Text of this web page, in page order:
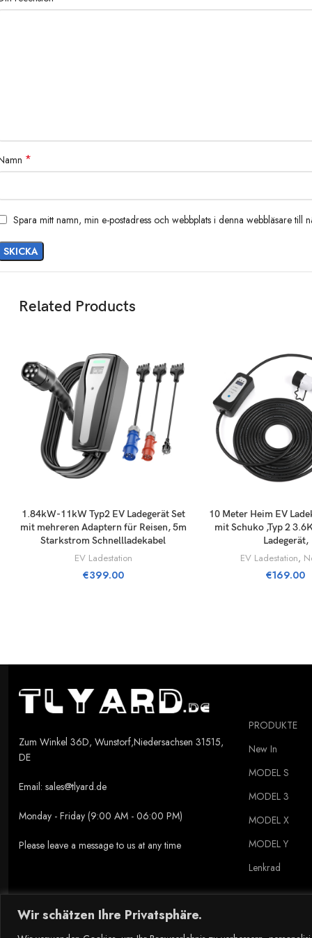
Wir schätzen Ihre Privatsphäre.
Technische Daten:
Länge: 152 cm
Farbe: Schwarz
Länge der Sicherungsleine: ca. 50 bis 74 cm
Lieferumfang:
1 x Hundedecke
2 x Halteband
Autoschondecke für Hunde mit
Hunderücksitzbezug, Hundesitzbezüge für Autos,
Mit Seitenklappen
Kratzfest
Mittig teilbar
Antirutsch-Beschichtung
Extra: Hundenapf
*
Spara mitt namn, min e-postadress och webbplats i denna webbläsare till
Related Products
LÄGG TILL I VARUKORG
1.84kW-11kW Typ2 EV Ladegerät Set
mit mehreren Adaptern für Reisen, 5m
Starkstrom Schnellladekabel
EV Ladestation
€399.00
LÄGG TILL I
10 Meter Heim EV
mit Schuko ,Typ 2
Ladegerät,
EV Ladestation,
€169.00
Zum Winkel 36D, Wunstorf,Niedersachsen 31515,
DE
Email: sales@tlyard.de
Monday - Friday (9:00 AM - 06:00 PM)
Please leave a message to us at any time
PRODUKTE
New In
MODEL S
MODEL 3
MODEL X
MODEL Y
Lenkrad
Copyright © 2023 Tlyard de. all rights reserved.